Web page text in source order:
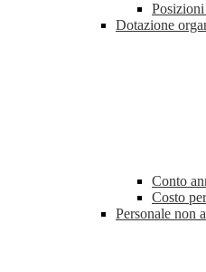
Dotazione
Conto
Costo
Personale non